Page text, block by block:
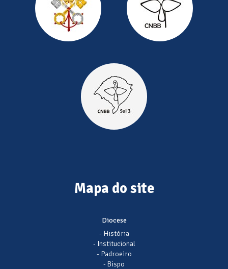
Mapa do site
Diocese
- História
- Institucional
- Padroeiro
- Bispo